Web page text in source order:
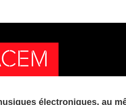
électroniques, au